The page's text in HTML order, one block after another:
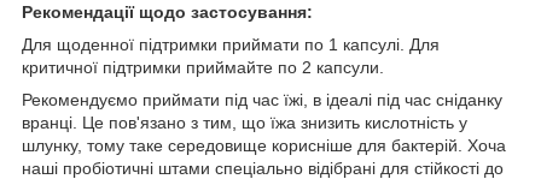
Рекомендації щодо застосування:
Для щоденної підтримки приймати по 1 капсулі. Для
критичної підтримки приймайте по 2 капсули.
Рекомендуємо приймати під час їжі, в ідеалі під час сніданку
вранці. Це пов'язано з тим, що їжа знизить кислотність у
шлунку, тому таке середовище корисніше для бактерій. Хоча
наші пробіотичні штами спеціально відібрані для стійкості до